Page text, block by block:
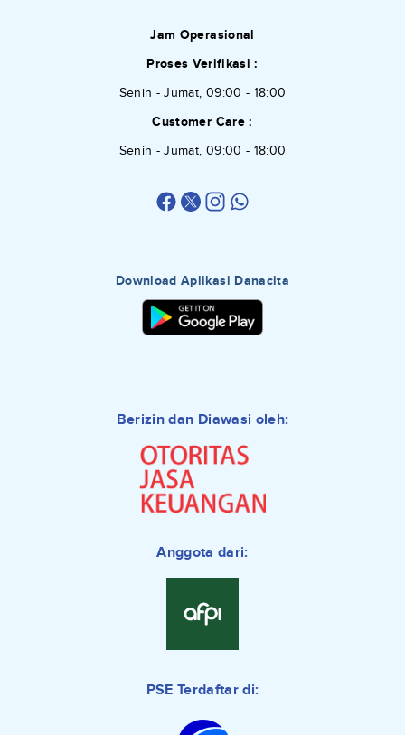
Jam Operasional
Proses Verifikasi :
Senin - Jumat, 09:00 - 18:00
Customer Care :
Senin - Jumat, 09:00 - 18:00
Download Aplikasi Danacita
Berizin dan Diawasi oleh:
Anggota dari:
PSE Terdaftar di: